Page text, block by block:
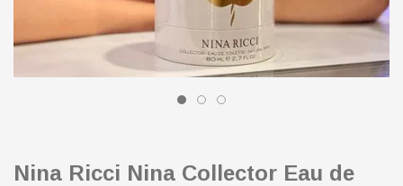
Nina Ricci Nina Collector Eau de